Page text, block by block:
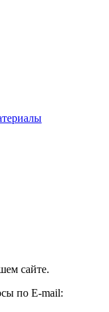
сайте.
по E-mail: